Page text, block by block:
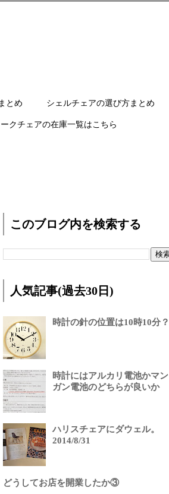
とめ シェルチェアの選び方まとめ
クチェアの在庫一覧はこちら
このブログ内を検索する
人気記事(過去30日)
時計の針の位置は10時10分？
時計にはアルカリ電池かマン
ガン電池のどちらが良いか
ハリスチェアにダウェル。
2014/8/31
どうしてお店を開業したか③